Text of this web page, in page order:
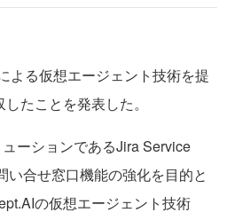
よる仮想エージェント技術を提
たことを発表した。
ーションであるJira Service
い合せ窓口機能の強化を目的と
の仮想エージェント技術